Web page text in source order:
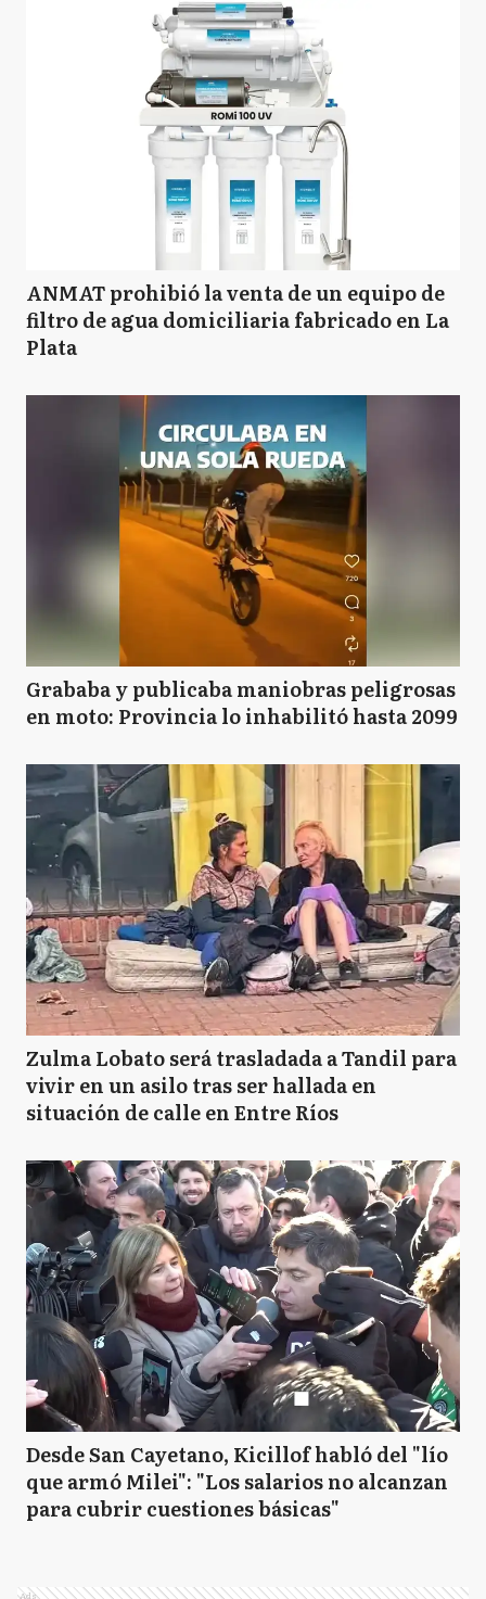
Avellaneda
Ayacucho
Azul
B Balcarce
B Baradero
BJ Benito Juarez
B Berisso
B Bolívar
B Bragado
C Campana
C Cañuelas
CS Capitán Sarmiento
CC Carlos Casares
ANMAT prohibió la venta de un equipo de
filtro de agua domiciliaria fabricado en La
Plata
Grababa y publicaba maniobras peligrosas
en moto: Provincia lo inhabilitó hasta 2099
Zulma Lobato será trasladada a Tandil para
vivir en un asilo tras ser hallada en
situación de calle en Entre Ríos
Desde San Cayetano, Kicillof habló del "lío
que armó Milei": "Los salarios no alcanzan
para cubrir cuestiones básicas"
Ads